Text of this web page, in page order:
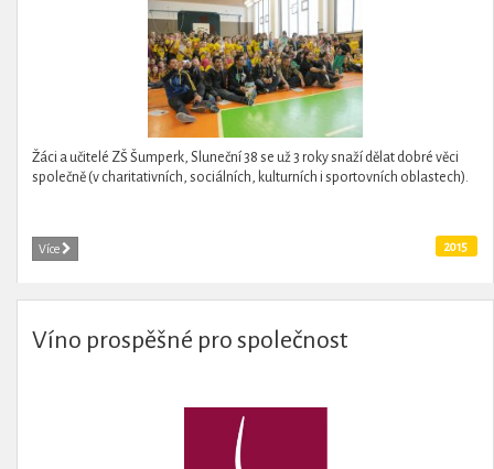
Žáci a učitelé ZŠ Šumperk, Sluneční 38 se už 3 roky snaží dělat dobré věci
společně (v charitativních, sociálních, kulturních i sportovních oblastech).
Více 2015
Víno prospěšné pro společnost